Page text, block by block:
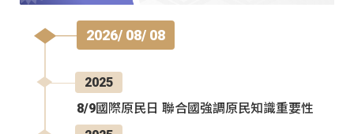
2026/ 08/ 08
2025
8/9國際原民日 聯合國強調原民知識重要性